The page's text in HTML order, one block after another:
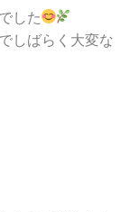
した
しばらく大変な